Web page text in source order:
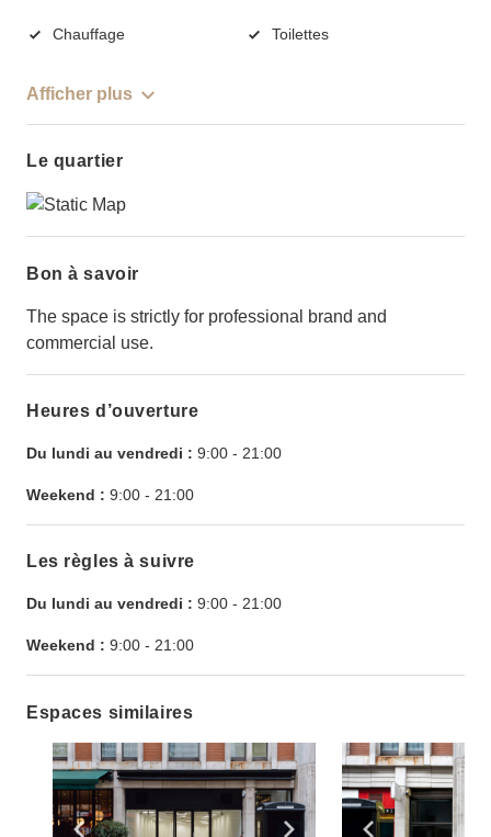
Chauffage Toilettes
Afficher plus
Le quartier
Bon à savoir
The space is strictly for professional brand and
commercial use.
Heures d’ouverture
Du lundi au vendredi : 9:00 - 21:00
Weekend : 9:00 - 21:00
Les règles à suivre
Du lundi au vendredi : 9:00 - 21:00
Weekend : 9:00 - 21:00
Espaces similaires
Show previous slide Show next slide
Show